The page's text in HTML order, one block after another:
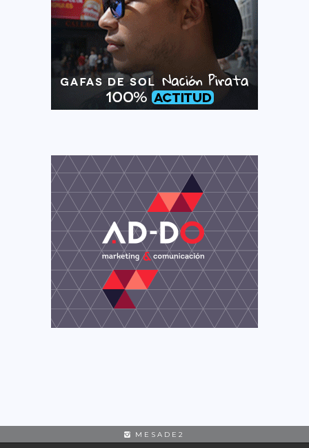
MESADE2